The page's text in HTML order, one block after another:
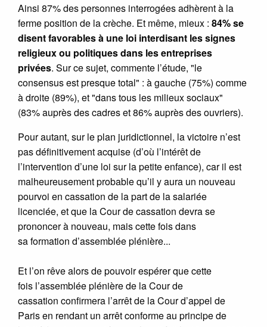
Ainsi 87% des personnes interrogées adhèrent à la
ferme position de la crèche. Et même, mieux : 84% se
disent favorables à une loi interdisant les signes
religieux ou politiques dans les entreprises
privées. Sur ce sujet, commente l’étude, "le
consensus est presque total" : à gauche (75%) comme
à droite (89%), et "dans tous les milieux sociaux"
(83% auprès des cadres et 86% auprès des ouvriers).
Pour autant, sur le plan juridictionnel, la victoire n’est
pas définitivement acquise (d’où l’intérêt de
l’intervention d’une loi sur la petite enfance), car il est
malheureusement probable qu’il y aura un nouveau
pourvoi en cassation de la part de la salariée
licenciée, et que la Cour de cassation devra se
prononcer à nouveau, mais cette fois dans
sa formation d’assemblée plénière...
Et l’on rêve alors de pouvoir espérer que cette
fois l’assemblée plénière de la Cour de
cassation confirmera l’arrêt de la Cour d’appel de
Paris en rendant un arrêt conforme au principe de